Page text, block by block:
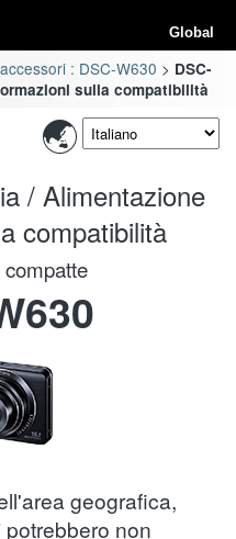
Global
: DSC-W630
DSC-
sulla compatibilità
/ Alimentazione
compatibilità
geografica,
non